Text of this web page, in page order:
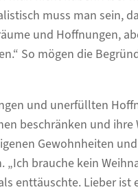
muss man sein,
und Hoffnungen,
So mögen die
und unerfüllten
beschränken und
Gewohnheiten
„Ich brauche kein
enttäuschte. Lieber ist